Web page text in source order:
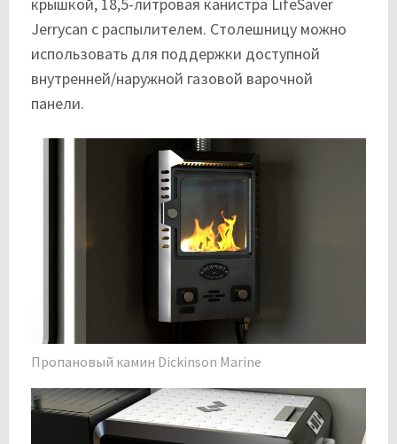
крышкой, 18,5-литровая канистра LifeSaver
Jerrycan с распылителем. Столешницу можно
использовать для поддержки доступной
внутренней/наружной газовой варочной
панели.
Пропановый камин Dickinson Marine